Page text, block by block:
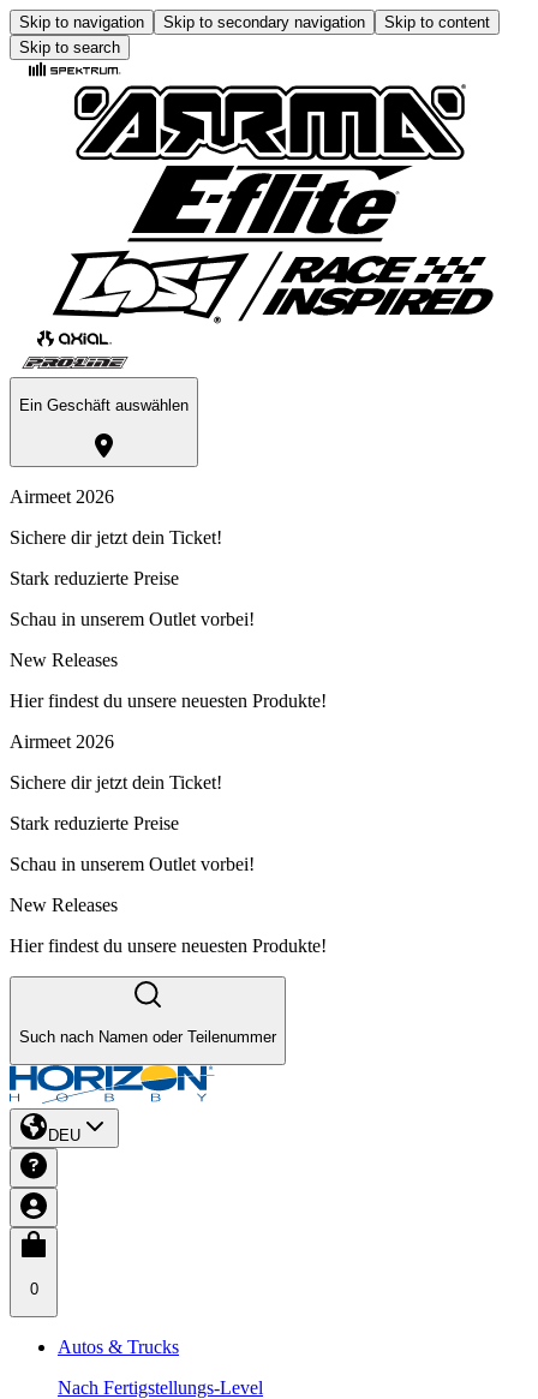
Skip to navigation Skip to secondary navigation
Skip to content
Skip to search
Ein Geschäft auswählen
Airmeet 2026
Sichere dir jetzt dein Ticket!
Stark reduzierte Preise
Schau in unserem Outlet vorbei!
New Releases
Hier findest du unsere neuesten Produkte!
Airmeet 2026
Sichere dir jetzt dein Ticket!
Stark reduzierte Preise
Schau in unserem Outlet vorbei!
New Releases
Hier findest du unsere neuesten Produkte!
Such nach Namen oder Teilenummer
DEU
0
Autos & Trucks
Nach Fertigstellungs-Level